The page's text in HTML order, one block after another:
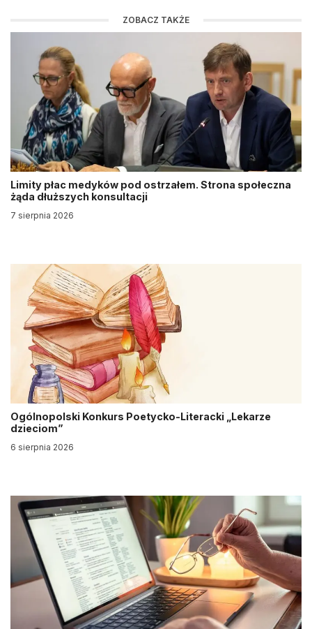
ZOBACZ TAKŻE
Limity płac medyków pod ostrzałem. Strona społeczna
żąda dłuższych konsultacji
7 sierpnia 2026
Ogólnopolski Konkurs Poetycko-Literacki „Lekarze
dzieciom”
6 sierpnia 2026